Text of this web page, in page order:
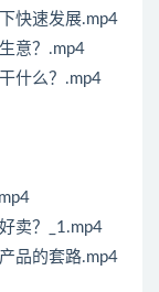
快速发展.mp4
意？.mp4
什么？.mp4
卖？_1.mp4
品的套路.mp4